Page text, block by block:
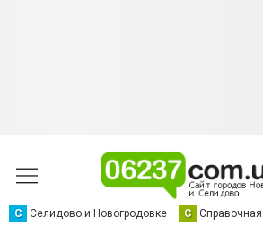
С Селидово и Новогродовке С Справочная